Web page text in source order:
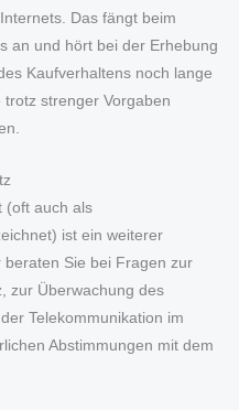
Das fängt beim
an und hört bei der Erhebung
Kaufverhaltens noch lange
strenger Vorgaben
(oft auch als
ist ein weiterer
Sie bei Fragen zur
zur Überwachung des
Telekommunikation im
Abstimmungen mit dem